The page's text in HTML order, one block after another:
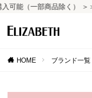
能（一部商品除く） ＞＞
HOME ブランド一覧